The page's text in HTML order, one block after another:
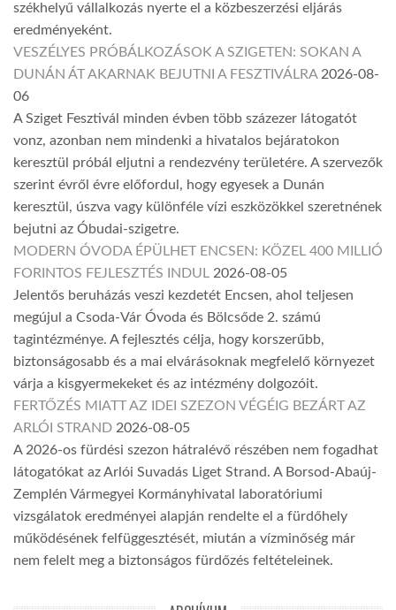
székhelyű vállalkozás nyerte el a közbeszerzési eljárás
eredményeként.
VESZÉLYES PRÓBÁLKOZÁSOK A SZIGETEN: SOKAN A
DUNÁN ÁT AKARNAK BEJUTNI A FESZTIVÁLRA 2026-08-
06
A Sziget Fesztivál minden évben több százezer látogatót
vonz, azonban nem mindenki a hivatalos bejáratokon
keresztül próbál eljutni a rendezvény területére. A szervezők
szerint évről évre előfordul, hogy egyesek a Dunán
keresztül, úszva vagy különféle vízi eszközökkel szeretnének
bejutni az Óbudai-szigetre.
MODERN ÓVODA ÉPÜLHET ENCSEN: KÖZEL 400 MILLIÓ
FORINTOS FEJLESZTÉS INDUL 2026-08-05
Jelentős beruházás veszi kezdetét Encsen, ahol teljesen
megújul a Csoda-Vár Óvoda és Bölcsőde 2. számú
tagintézménye. A fejlesztés célja, hogy korszerűbb,
biztonságosabb és a mai elvárásoknak megfelelő környezet
várja a kisgyermekeket és az intézmény dolgozóit.
FERTŐZÉS MIATT AZ IDEI SZEZON VÉGÉIG BEZÁRT AZ
ARLÓI STRAND 2026-08-05
A 2026-os fürdési szezon hátralévő részében nem fogadhat
látogatókat az Arlói Suvadás Liget Strand. A Borsod-Abaúj-
Zemplén Vármegyei Kormányhivatal laboratóriumi
vizsgálatok eredményei alapján rendelte el a fürdőhely
működésének felfüggesztését, miután a vízminőség már
nem felelt meg a biztonságos fürdőzés feltételeinek.